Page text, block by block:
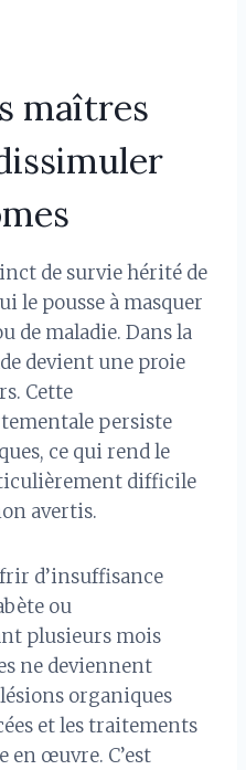
maîtres
de survie hérité de
le pousse à masquer
de maladie. Dans la
devient une proie
Cette
persiste
ce qui rend le
difficile
avertis.
d’insuffisance
ou
plusieurs mois
ne deviennent
organiques
et les traitements
en œuvre. C’est